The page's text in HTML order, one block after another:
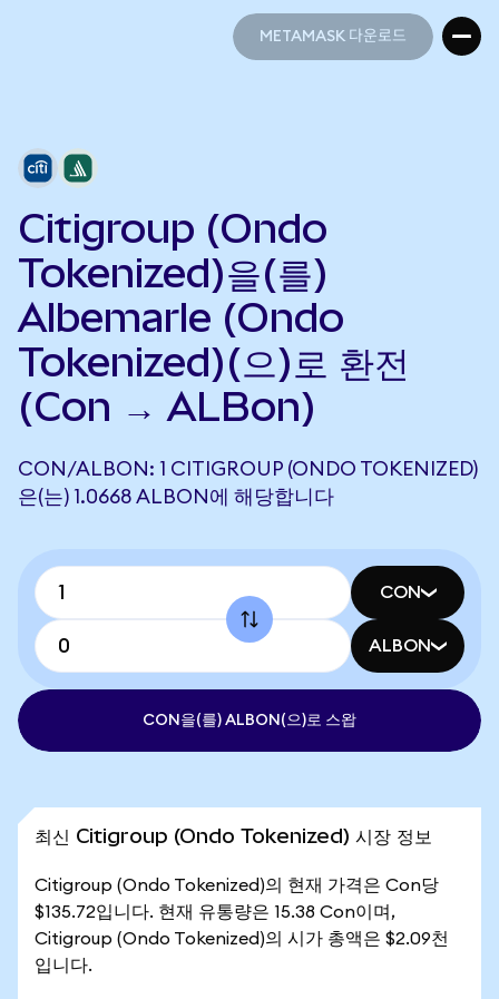
METAMASK 다운로드
Citigroup (Ondo
Tokenized)을(를)
Albemarle (Ondo
Tokenized)(으)로 환전
(Con → ALBon)
CON/ALBON: 1 CITIGROUP (ONDO TOKENIZED)
은(는) 1.0668 ALBON에 해당합니다
CON
ALBON
CON을(를) ALBON(으)로 스왑
최신 Citigroup (Ondo Tokenized) 시장 정보
Citigroup (Ondo Tokenized)의 현재 가격은 Con당
$135.72입니다. 현재 유통량은 15.38 Con이며,
Citigroup (Ondo Tokenized)의 시가 총액은 $2.09천
입니다.